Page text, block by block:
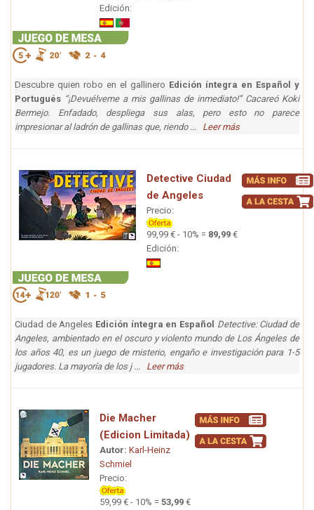
Edición:
Descubre quien robo en el gallinero Edición íntegra en Español y
Portugués “¡Devuélveme a mis gallinas de inmediato!” Cacareó Koki
Bermejo. Enfadado, despliega sus alas, pero esto no parece
impresionar al ladrón de gallinas que, riendo ... Leer más
Detective Ciudad
de Angeles
Precio:
99,99 € - 10% = 89,99 €
Edición:
Ciudad de Angeles Edición íntegra en Español Detective: Ciudad de
Angeles, ambientado en el oscuro y violento mundo de Los Ángeles de
los años 40, es un juego de misterio, engaño e investigación para 1-5
jugadores. La mayoría de los j ... Leer más
Die Macher
(Edicion Limitada)
Autor: Karl-Heinz
Schmiel
Precio:
59,99 € - 10% = 53,99 €